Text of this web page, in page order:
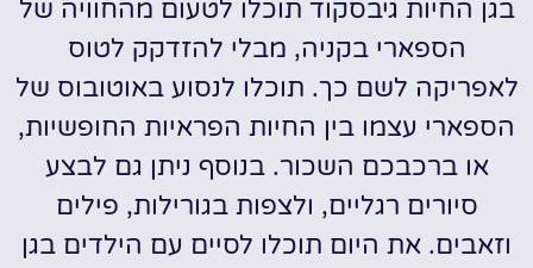
בגן החיות גיבסקוד תוכלו לטעום מהחוויה של
הספארי בקניה, מבלי להזדקק לטוס
לאפריקה לשם כך. תוכלו לנסוע באוטובוס של
הספארי עצמו בין החיות הפראיות החופשיות,
או ברכבכם השכור. בנוסף ניתן גם לבצע
סיורים רגליים, ולצפות בגורילות, פילים
וזאבים. את היום תוכלו לסיים עם הילדים בגן